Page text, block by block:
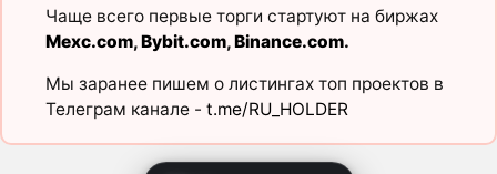
Чаще всего первые торги стартуют на биржах
Mexc.com,Bybit.com,Binance.com.
Мы заранее пишем о листингах топ проектов в
Телеграм канале - t.me/RU_HOLDER